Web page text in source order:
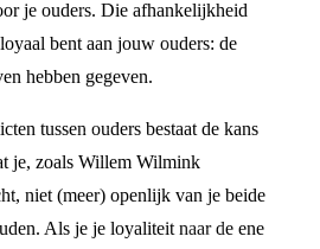
je ouders. Die afhankelijkheid
bent aan jouw ouders: de
hebben gegeven.
tussen ouders bestaat de kans
je, zoals Willem Wilmink
niet (meer) openlijk van je beide
Als je je loyaliteit naar de ene